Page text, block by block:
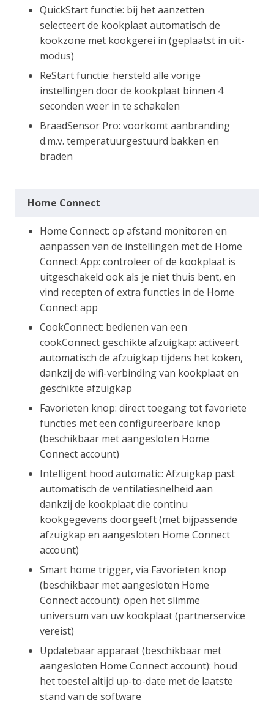
QuickStart functie: bij het aanzetten
selecteert de kookplaat automatisch de
kookzone met kookgerei in (geplaatst in uit-
modus)
ReStart functie: hersteld alle vorige
instellingen door de kookplaat binnen 4
seconden weer in te schakelen
BraadSensor Pro: voorkomt aanbranding
d.m.v. temperatuurgestuurd bakken en
braden
Home Connect
Home Connect: op afstand monitoren en
aanpassen van de instellingen met de Home
Connect App: controleer of de kookplaat is
uitgeschakeld ook als je niet thuis bent, en
vind recepten of extra functies in de Home
Connect app
CookConnect: bedienen van een
cookConnect geschikte afzuigkap: activeert
automatisch de afzuigkap tijdens het koken,
dankzij de wifi-verbinding van kookplaat en
geschikte afzuigkap
Favorieten knop: direct toegang tot favoriete
functies met een configureerbare knop
(beschikbaar met aangesloten Home
Connect account)
Intelligent hood automatic: Afzuigkap past
automatisch de ventilatiesnelheid aan
dankzij de kookplaat die continu
kookgegevens doorgeeft (met bijpassende
afzuigkap en aangesloten Home Connect
account)
Smart home trigger, via Favorieten knop
(beschikbaar met aangesloten Home
Connect account): open het slimme
universum van uw kookplaat (partnerservice
vereist)
Updatebaar apparaat (beschikbaar met
aangesloten Home Connect account): houd
het toestel altijd up-to-date met de laatste
stand van de software